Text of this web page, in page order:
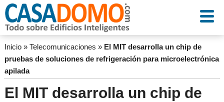
Inicio» Telecomunicaciones » El MIT desarrolla un chip de
pruebas de soluciones de refrigeración para microelectrónica
apilada
El MIT desarrolla un chip de